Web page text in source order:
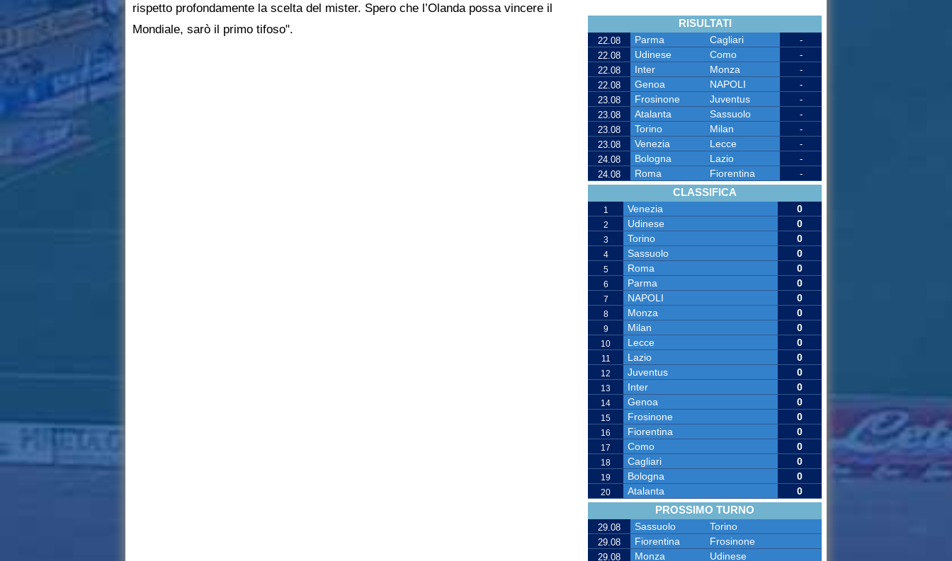
rispetto profondamente la scelta del mister. Spero che l’Olanda possa vincere il
Mondiale, sarò il primo tifoso".
RISULTATI
22.08 Parma Cagliari
-
22.08
Udinese Como
-
22.08
Inter Monza
-
22.08
Genoa NAPOLI
-
23.08
Frosinone Juventus
-
23.08
Atalanta Sassuolo
-
23.08
Torino Milan
-
23.08
Venezia Lecce
-
24.08
Bologna Lazio
-
24.08
Roma Fiorentina -
CLASSIFICA
1 Venezia 0
2 Udinese 0
3 Torino 0
4 Sassuolo 0
5 Roma 0
6 Parma 0
7 NAPOLI 0
8 Monza 0
9 Milan 0
10 Lecce 0
11 Lazio 0
12 Juventus 0
13 Inter 0
14 Genoa 0
15 Frosinone 0
16 Fiorentina 0
17 Como 0
18 Cagliari 0
19 Bologna 0
20 Atalanta 0
PROSSIMO TURNO
29.08 Sassuolo Torino
29.08 Fiorentina Frosinone
29.08 Monza Udinese